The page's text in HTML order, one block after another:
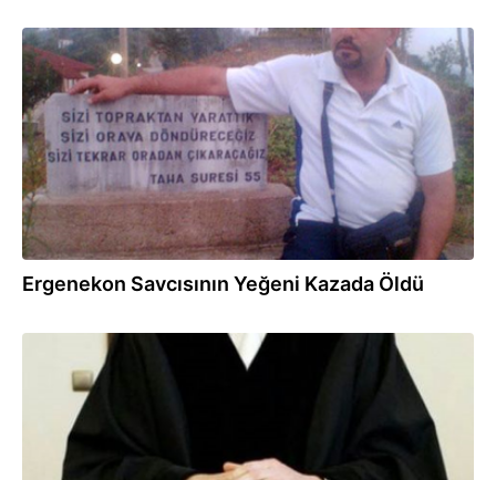
04.02.2013
Ergenekon Savcısının Yeğeni Kazada Öldü
13.06.2012